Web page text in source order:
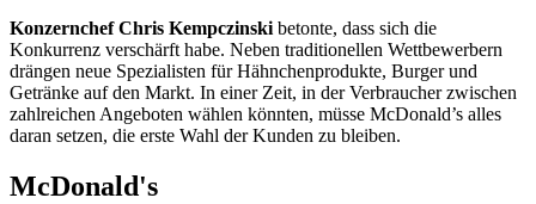
Konzernchef Chris Kempczinski betonte, dass sich die
Konkurrenz verschärft habe. Neben traditionellen Wettbewerbern
drängen neue Spezialisten für Hähnchenprodukte, Burger und
Getränke auf den Markt. In einer Zeit, in der Verbraucher zwischen
zahlreichen Angeboten wählen könnten, müsse McDonald’s alles
daran setzen, die erste Wahl der Kunden zu bleiben.
McDonald's